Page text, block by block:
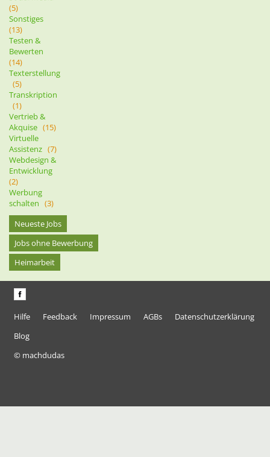
(5)
Sonstiges
(13)
Testen &
Bewerten
(14)
Texterstellung
(5)
Transkription
(1)
Vertrieb &
Akquise (15)
Virtuelle
Assistenz (7)
Webdesign &
Entwicklung
(2)
Werbung
schalten (3)
Neueste Jobs
Jobs ohne Bewerbung
Heimarbeit
Hilfe Feedback Impressum AGBs
Datenschutzerklärung
Blog
© machdudas